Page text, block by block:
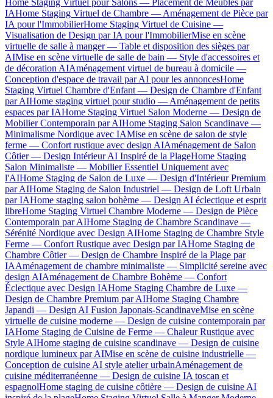
IAHome Staging Virtuel de Chambre — Aménagement de Pièce par
IA pour l'ImmobilierHome Staging Virtuel de Cuisine —
Visualisation de Design par IA pour l'ImmobilierMise en scène
virtuelle de salle à manger — Table et disposition des sièges par
AIMise en scène virtuelle de salle de bain — Style d'accessoires et
de décoration AIAménagement virtuel de bureau à domicile —
Conception d'espace de travail par AI pour les annoncesHome
Staging Virtuel Chambre d'Enfant — Design de Chambre d'Enfant
par AIHome staging virtuel pour studio — Aménagement de petits
espaces par IAHome Staging Virtuel Salon Moderne — Design de
Mobilier Contemporain par AIHome Staging Salon Scandinave —
Minimalisme Nordique avec IAMise en scène de salon de style
ferme — Confort rustique avec design AIAménagement de Salon
Côtier — Design Intérieur AI Inspiré de la PlageHome Staging
Salon Minimaliste — Mobilier Essentiel Uniquement avec
l'AIHome Staging de Salon de Luxe — Design d'Intérieur Premium
par AIHome Staging de Salon Industriel — Design de Loft Urbain
par IAHome staging salon bohème — Design AI éclectique et esprit
libreHome Staging Virtuel Chambre Moderne — Design de Pièce
Contemporain par AIHome Staging de Chambre Scandinave —
Sérénité Nordique avec Design AIHome Staging de Chambre Style
Ferme — Confort Rustique avec Design par IAHome Staging de
Chambre Côtier — Design de Chambre Inspiré de la Plage par
IAAménagement de chambre minimaliste — Simplicité sereine avec
design AIAménagement de Chambre Bohème — Confort
Éclectique avec Design IAHome Staging Chambre de Luxe —
Design de Chambre Premium par AIHome Staging Chambre
Japandi — Design AI Fusion Japonais-ScandinaveMise en scène
virtuelle de cuisine moderne — Design de cuisine contemporain par
IAHome Staging de Cuisine de Ferme — Chaleur Rustique avec
Style AIHome staging de cuisine scandinave — Design de cuisine
nordique lumineux par AIMise en scène de cuisine industrielle —
Conception de cuisine AI style atelier urbainAménagement de
cuisine méditerranéenne — Design de cuisine IA toscan et
espagnolHome staging de cuisine côtière — Design de cuisine AI